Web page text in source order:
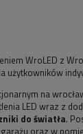
WroLED z
użytkowników
na
LED wraz z
do światła.
oraz w